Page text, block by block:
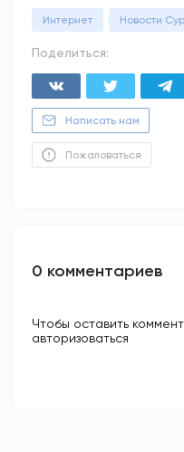
Интернет Новости
Поделиться:
Написать нам
Пожаловаться
0 комментариев
Чтобы оставить
авторизоваться